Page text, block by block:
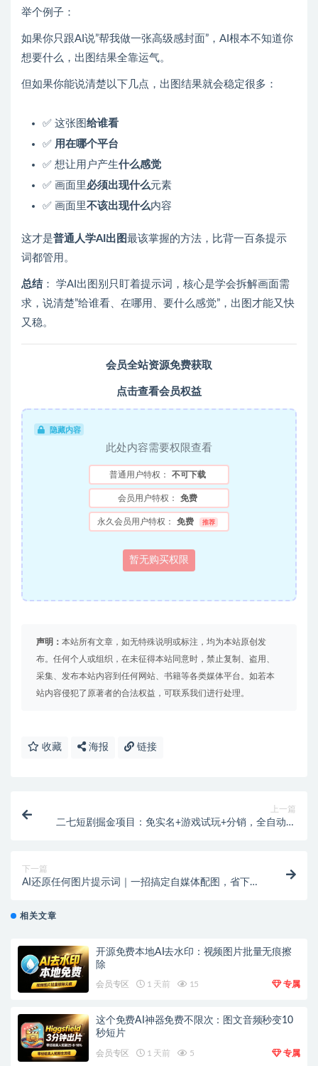
举个例子：
如果你只跟AI说”帮我做一张高级感封面”，AI根本不知道你
想要什么，出图结果全靠运气。
但如果你能说清楚以下几点，出图结果就会稳定很多：
✅ 这张图 给谁看
✅ 用在哪个平台
✅ 想让用户产生什么感觉
✅ 画面里 必须出现什么元素
✅ 画面里不该出现什么内容
这才是普通人学AI出图最该掌握的方法，比背一百条提示
词都管用。
总结： 学AI出图别只盯着提示词，核心是学会拆解画面需
求，说清楚”给谁看、在哪用、要什么感觉”，出图才能又快
又稳。
会员全站资源免费获取
点击查看会员权益
隐藏内容
此处内容需要权限查看
普通用户特权： 不可下载
会员用户特权： 免费
永久会员用户特权： 免费 推荐
暂无购买权限
声明： 本站所有文章，如无特殊说明或标注，均为本站原创发
布。任何个人或组织，在未征得本站同意时，禁止复制、盗用、
采集、发布本站内容到任何网站、书籍等各类媒体平台。如若本
站内容侵犯了原著者的合法权益，可联系我们进行处理。
收藏 海报 链接
上一篇
二七短剧掘金项目：免实名+游戏试玩+分销，全自动挂
下一篇
AI还原任何图片提示词｜一招搞定自媒体配图，省下设
相关文章
开源免费本地AI去水印：视频图片批量无痕擦
除
会员专区 1 天前 15 专属
这个免费AI神器免费不限次：图文音频秒变10
秒短片
会员专区 1 天前 5 专属